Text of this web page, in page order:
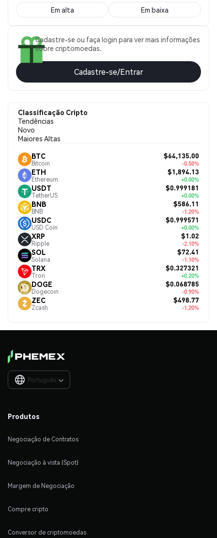
Em alta Em baixa
Cadastre-se ou faça login para ver mais informações
sobre criptomoedas.
Cadastre-se/Entrar
Classificação Cripto
Tendências
Novo
Maiores Altas
BTC
Bitcoin
$64,135.00
-0.50%
ETH
Ethereum
$1,894.13
+0.00%
USDT
TetherUS
$0.999181
+0.00%
BNB
BNB
$586.11
-1.20%
USDC
USD Coin
$0.999571
+0.00%
XRP
Ripple
$1.02
-2.10%
SOL
Solana
$72.41
-1.10%
TRX
Tron
$0.327321
+0.20%
DOGE
Dogecoin
$0.068785
-0.90%
ZEC
Zcash
$498.77
-1.20%
Português 
Produtos
Negociação de Contratos
Negociação à vista (Spot)
Margem de Negociação
Compre cripto
Conversor de criptomoedas